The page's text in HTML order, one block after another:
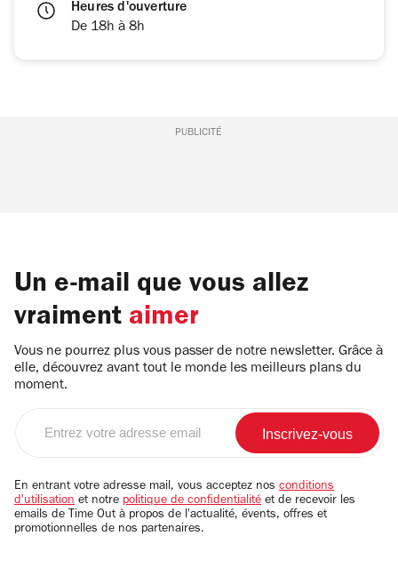
Heures d'ouverture
De 18h à 8h
PUBLICITÉ
Un e-mail que vous allez
vraiment aimer
Vous ne pourrez plus vous passer de notre newsletter. Grâce à
elle, découvrez avant tout le monde les meilleurs plans du
moment.
email
En entrant votre adresse mail, vous acceptez nos conditions
d'utilisation et notre politique de confidentialité et de recevoir les
emails de Time Out à propos de l'actualité, évents, offres et
promotionnelles de nos partenaires.